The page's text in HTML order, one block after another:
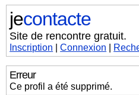
jecontacte
Site de rencontre gratuit.
Inscription |Connexion
Erreur
Ce profil a été supprimé.